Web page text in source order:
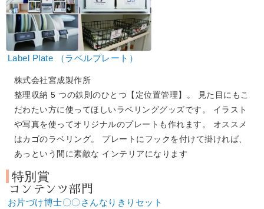
Label Plate （ラベルプレート）
株式会社宮成製作所
整理収納 5 つの鉄則のひとつ【定位置管理】。 見た目にもこ
だわたい方に使ってほしいラベリンググッズです。 イラスト
や写真を使ってオリジナルのプレートも作れます。 オススメ
はカゴのラベリング。 プレートにフックを付けて掛ければ、
あっという間に素敵な インテリアになります
特別賞
コンテンツ部門
お片づけ博士〇〇さんなりきりセット